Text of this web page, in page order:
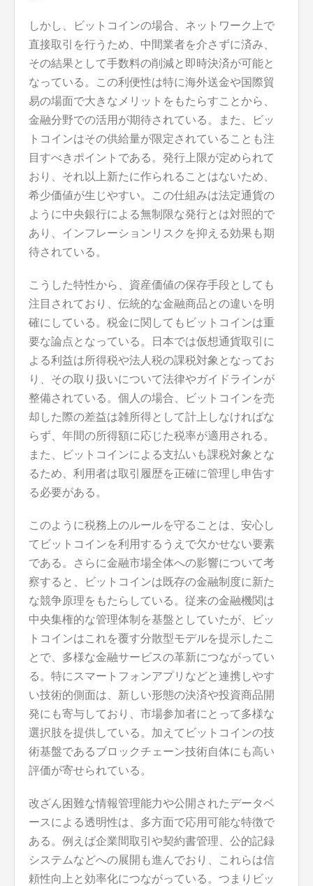
しかし、ビットコインの場合、ネットワーク上で
直接取引を行うため、中間業者を介さずに済み、
その結果として手数料の削減と即時決済が可能と
なっている。この利便性は特に海外送金や国際貿
易の場面で大きなメリットをもたらすことから、
金融分野での活用が期待されている。また、ビッ
トコインはその供給量が限定されていることも注
目すべきポイントである。発行上限が定められて
おり、それ以上新たに作られることはないため、
希少価値が生じやすい。この仕組みは法定通貨の
ように中央銀行による無制限な発行とは対照的で
あり、インフレーションリスクを抑える効果も期
待されている。
こうした特性から、資産価値の保存手段としても
注目されており、伝統的な金融商品との違いを明
確にしている。税金に関してもビットコインは重
要な論点となっている。日本では仮想通貨取引に
よる利益は所得税や法人税の課税対象となってお
り、その取り扱いについて法律やガイドラインが
整備されている。個人の場合、ビットコインを売
却した際の差益は雑所得として計上しなければな
らず、年間の所得額に応じた税率が適用される。
また、ビットコインによる支払いも課税対象とな
るため、利用者は取引履歴を正確に管理し申告す
る必要がある。
このように税務上のルールを守ることは、安心し
てビットコインを利用するうえで欠かせない要素
である。さらに金融市場全体への影響について考
察すると、ビットコインは既存の金融制度に新た
な競争原理をもたらしている。従来の金融機関は
中央集権的な管理体制を基盤としていたが、ビッ
トコインはこれを覆す分散型モデルを提示したこ
とで、多様な金融サービスの革新につながってい
る。特にスマートフォンアプリなどと連携しやす
い技術的側面は、新しい形態の決済や投資商品開
発にも寄与しており、市場参加者にとって多様な
選択肢を提供している。加えてビットコインの技
術基盤であるブロックチェーン技術自体にも高い
評価が寄せられている。
改ざん困難な情報管理能力や公開されたデータベ
ースによる透明性は、多方面で応用可能な特徴で
ある。例えば企業間取引や契約書管理、公的記録
システムなどへの展開も進んでおり、これらは信
頼性向上と効率化につながっている。つまりビッ